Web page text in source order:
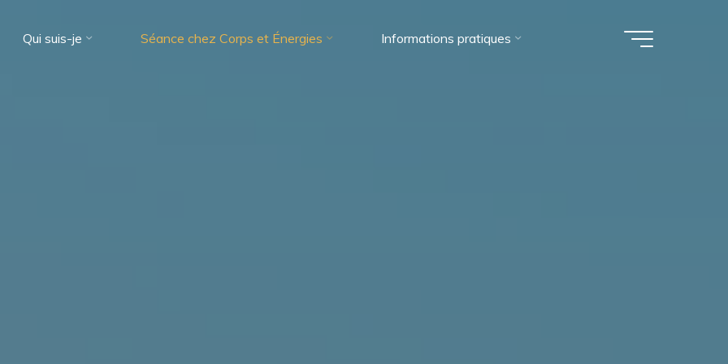
Qui suis-je Séance chez Corps et Énergies Informations pratiques